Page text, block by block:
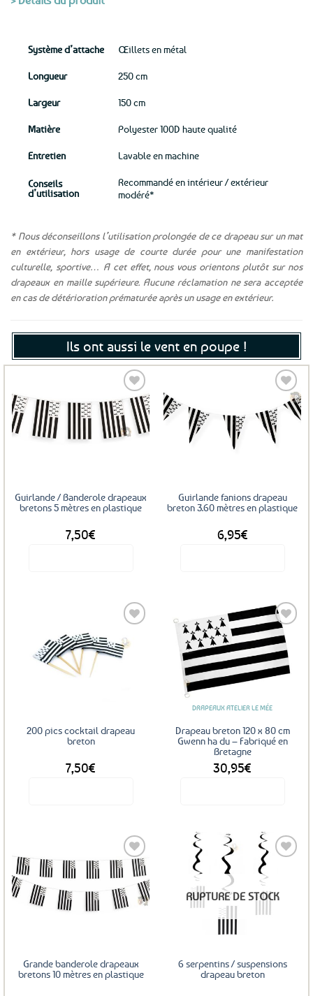
Système d’attache Œillets en métal
Longueur 250 cm
Largeur 150 cm
Matière Polyester 100D haute qualité
Entretien Lavable en machine
Conseils
d’utilisation
Recommandé en intérieur / extérieur
modéré*
* Nous déconseillons l’utilisation prolongée de ce drapeau sur un mat
en extérieur, hors usage de courte durée pour une manifestation
culturelle, sportive… A cet effet, nous vous orientons plutôt sur nos
drapeaux en maille supérieure. Aucune réclamation ne sera acceptée
en cas de détérioration prématurée après un usage en extérieur.
Ils ont aussi le vent en poupe !
Ajouter
aux
Guirlande / Banderole drapeaux
bretons 5 mètres en plastique
7,50€
Ajouter
aux
favoris
Guirlande fanions drapeau
breton 3.60 mètres en plastique
6,95€
Ajouter
200 pics cocktail drapeau
breton
7,50€
Ajouter
aux
favoris
DRAPEAUX ATELIER LE MÉE
Drapeau breton 120 x 80 cm
Gwenn ha du – Fabriqué en
Bretagne
30,95€
Ajouter
aux
favoris
Grande banderole drapeaux
bretons 10 mètres en plastique
Ajouter
aux
RUPTURE DE STOCK
6 serpentins / suspensions
drapeau breton